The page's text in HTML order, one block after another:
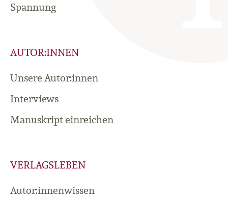
Spannung
AUTOR:INNEN
Unsere Autor:innen
Interviews
Manuskript einreichen
VERLAGSLEBEN
Autor:innenwissen